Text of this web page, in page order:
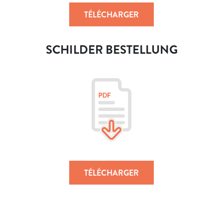
TÉLÉCHARGER
SCHILDER BESTELLUNG
TÉLÉCHARGER